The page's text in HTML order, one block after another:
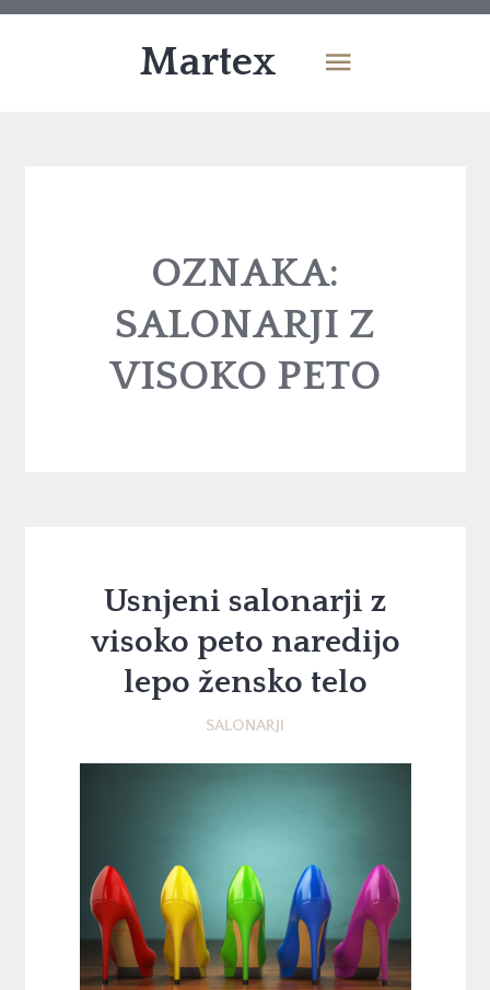
Martex
OZNAKA:
SALONARJI Z
VISOKO PETO
Usnjeni salonarji z
visoko peto naredijo
lepo žensko telo
SALONARJI